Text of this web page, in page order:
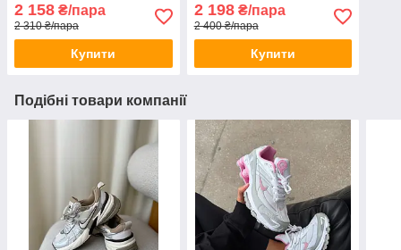
2 158 ₴/пара
2 310 ₴/пара
Купити
весняні
2 198₴/пара
2 400 ₴/пара
Купити
Подібні товари компанії